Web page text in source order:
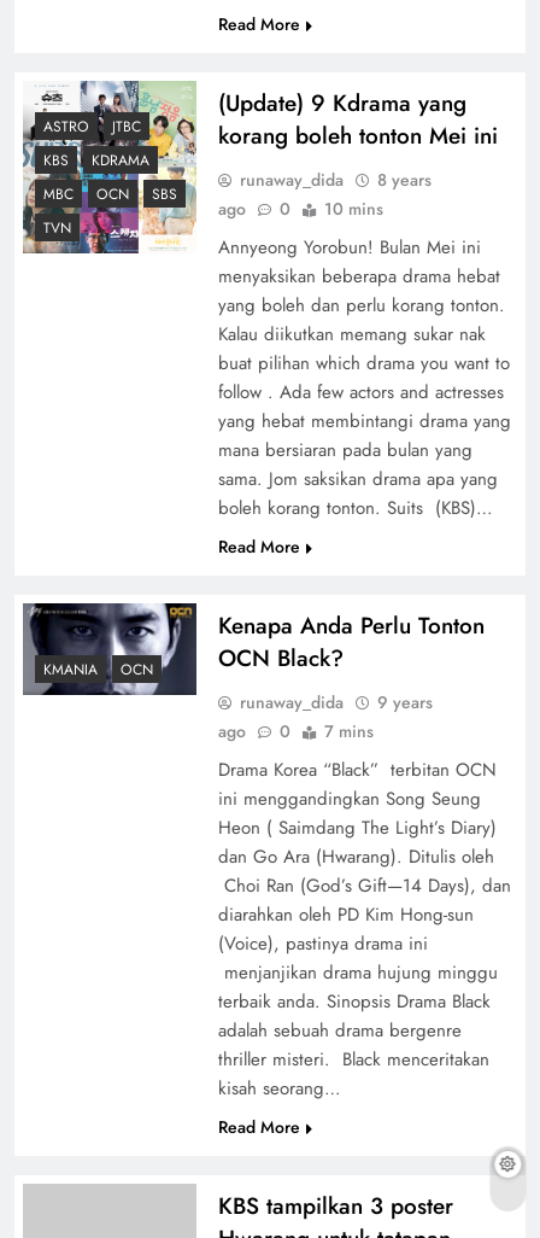
Read More
ASTRO
JTBC
KBS
KDRAMA
MBC
OCN
SBS
TVN
(Update) 9 Kdrama yang
korang boleh tonton Mei ini
runaway_dida
8 years
ago
0 10 mins
Annyeong Yorobun! Bulan Mei ini
menyaksikan beberapa drama hebat
yang boleh dan perlu korang tonton.
Kalau diikutkan memang sukar nak
buat pilihan which drama you want to
follow . Ada few actors and actresses
yang hebat membintangi drama yang
mana bersiaran pada bulan yang
sama. Jom saksikan drama apa yang
boleh korang tonton. Suits (KBS)…
Read More
KMANIA OCN
Kenapa Anda Perlu Tonton
OCN Black?
runaway_dida
9 years
ago
0 7 mins
Drama Korea “Black” terbitan OCN
ini menggandingkan Song Seung
Heon ( Saimdang The Light’s Diary)
dan Go Ara (Hwarang). Ditulis oleh
Choi Ran (God’s Gift—14 Days), dan
diarahkan oleh PD Kim Hong-sun
(Voice), pastinya drama ini
menjanjikan drama hujung minggu
terbaik anda. Sinopsis Drama Black
adalah sebuah drama bergenre
thriller misteri. Black menceritakan
kisah seorang…
Read More
KBS tampilkan 3 poster